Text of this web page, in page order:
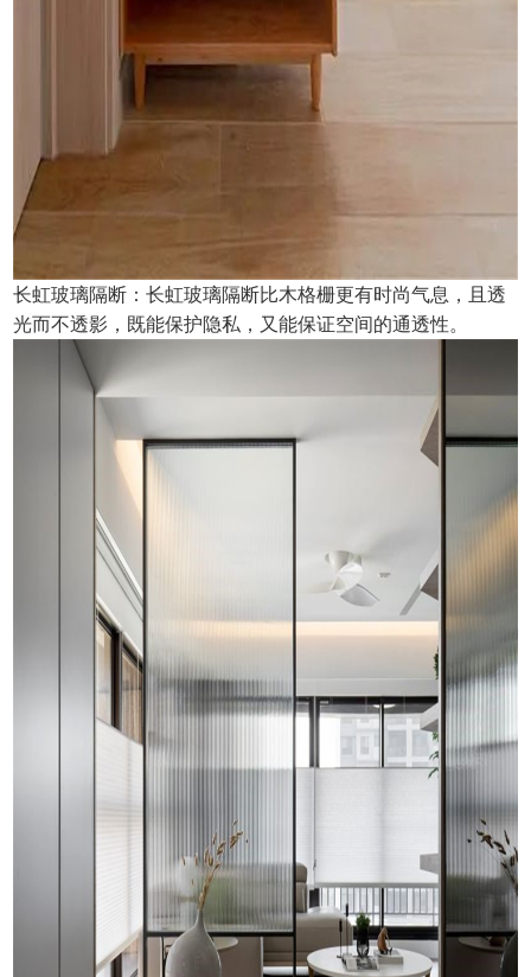
长虹玻璃隔断：长虹玻璃隔断比木格栅更有时尚气息，且透
光而不透影，既能保护隐私，又能保证空间的通透性。